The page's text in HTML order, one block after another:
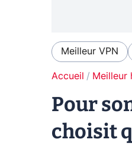
Meilleur VPN
Accueil Meilleur
Pour
choisit